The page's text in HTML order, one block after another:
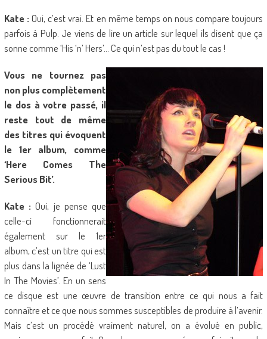
Kate : Oui, c’est vrai. Et en même temps on nous compare toujours
parfois à Pulp. Je viens de lire un article sur lequel ils disent que ça
sonne comme ‘His ‘n’ Hers’… Ce qui n’est pas du tout le cas !
Vous ne tournez pas
non plus complètement
le dos à votre passé, il
reste tout de même
des titres qui évoquent
le 1er album, comme
‘Here Comes The
Serious Bit’.
Kate : Oui, je pense que
celle-ci fonctionnerait
également sur le 1er
album, c’est un titre qui est
plus dans la lignée de ‘Lust
In The Movies’. En un sens
ce disque est une œuvre de transition entre ce qui nous a fait
connaître et ce que nous sommes susceptibles de produire à l’avenir.
Mais c’est un procédé vraiment naturel, on a évolué en public,